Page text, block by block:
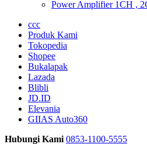
Power Amplifier 1CH ,
ccc
Produk Kami
Tokopedia
Shopee
Bukalapak
Lazada
Blibli
JD.ID
Elevania
GIIAS Auto360
Hubungi Kami 0853-1100-5555